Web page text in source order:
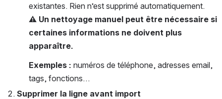
existantes. Rien n’est supprimé automatiquement.
⚠ Un nettoyage manuel peut être nécessaire si
certaines informations ne doivent plus
apparaître.
Exemples : numéros de téléphone, adresses email,
tags, fonctions…
Supprimer la ligne avant import